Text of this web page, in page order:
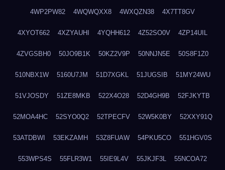
4WP2PW82 4WQWQXX8 4WXQZN38 4X7TT8GV
4XYOT662 4XZYAUHI 4YQHH612 4Z52SO0V 4ZP14UIL
4ZVGSBH0 50JO9B1K 50KZ2V9P 50NNJN5E 50S8F1Z0
510NBX1W 5160U7JM 51D7XGKL 51JUGSIB 51MY24WU
51VJOSDY 51ZE8MKB 522X4O28 52D4GH9B 52FJKYTB
52MOA4HC 52SYO0Q2 52TPECFV 52W5K0BY 52XXY91Q
53ATDBWI 53EKZAMH 53Z8FUAW 54PKU5CO 551HGV0S
553WPS4S 55FLR3W1 55IE9L4V 55JKJF3L 55NCOA72